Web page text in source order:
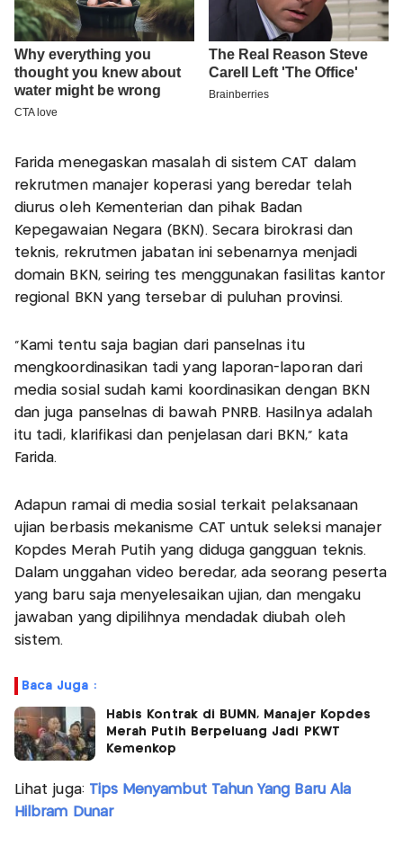
Farida menegaskan masalah di sistem CAT dalam
rekrutmen manajer koperasi yang beredar telah
diurus oleh Kementerian dan pihak Badan
Kepegawaian Negara (BKN). Secara birokrasi dan
teknis, rekrutmen jabatan ini sebenarnya menjadi
domain BKN, seiring tes menggunakan fasilitas kantor
regional BKN yang tersebar di puluhan provinsi.
"Kami tentu saja bagian dari panselnas itu
mengkoordinasikan tadi yang laporan-laporan dari
media sosial sudah kami koordinasikan dengan BKN
dan juga panselnas di bawah PNRB. Hasilnya adalah
itu tadi, klarifikasi dan penjelasan dari BKN," kata
Farida.
Adapun ramai di media sosial terkait pelaksanaan
ujian berbasis mekanisme CAT untuk seleksi manajer
Kopdes Merah Putih yang diduga gangguan teknis.
Dalam unggahan video beredar, ada seorang peserta
yang baru saja menyelesaikan ujian, dan mengaku
jawaban yang dipilihnya mendadak diubah oleh
sistem.
Baca Juga :
Habis Kontrak di BUMN, Manajer Kopdes
Merah Putih Berpeluang Jadi PKWT
Kemenkop
Lihat juga: Tips Menyambut Tahun Yang Baru Ala
Hilbram Dunar